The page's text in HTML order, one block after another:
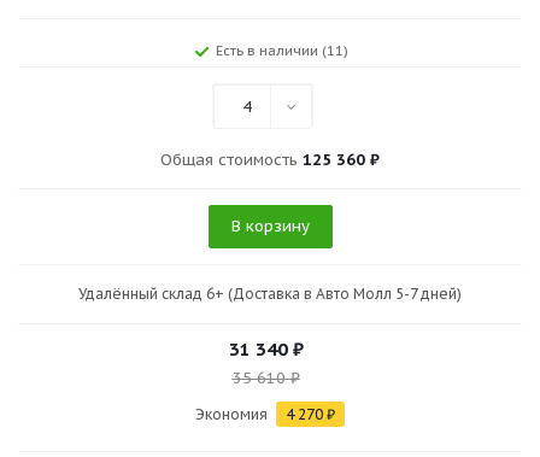
Есть в наличии (11)
4
Общая стоимость 125 360 ₽
В корзину
Удалённый склад 6+ (Доставка в Авто Молл 5-7 дней)
31 340₽
35 610₽
Экономия 4 270 ₽